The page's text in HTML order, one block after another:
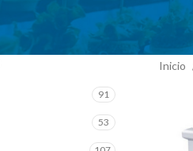
91
53
Inicio